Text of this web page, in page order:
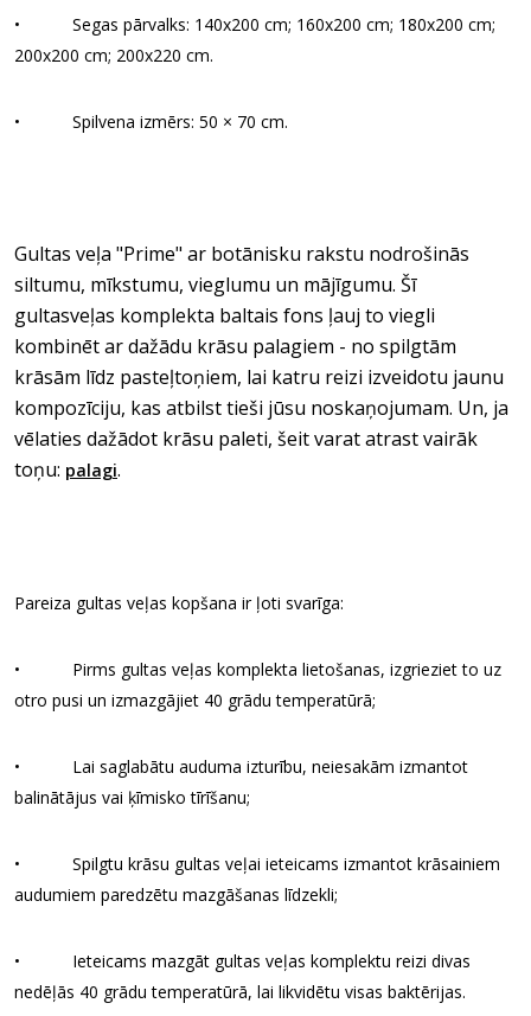
• Segas pārvalks: 140x200 cm; 160x200 cm; 180x200 cm;
200x200 cm; 200x220 cm.
• Spilvena izmērs: 50 × 70 cm.
Gultas veļa "Prime" ar botānisku rakstu nodrošinās
siltumu, mīkstumu, vieglumu un mājīgumu. Šī
gultasveļas komplekta baltais fons ļauj to viegli
kombinēt ar dažādu krāsu palagiem - no spilgtām
krāsām līdz pasteļtoņiem, lai katru reizi izveidotu jaunu
kompozīciju, kas atbilst tieši jūsu noskaņojumam. Un, ja
vēlaties dažādot krāsu paleti, šeit varat atrast vairāk
toņu: palagi.
Pareiza gultas veļas kopšana ir ļoti svarīga:
• Pirms gultas veļas komplekta lietošanas, izgrieziet to uz
otro pusi un izmazgājiet 40 grādu temperatūrā;
• Lai saglabātu auduma izturību, neiesakām izmantot
balinātājus vai ķīmisko tīrīšanu;
• Spilgtu krāsu gultas veļai ieteicams izmantot krāsainiem
audumiem paredzētu mazgāšanas līdzekli;
• Ieteicams mazgāt gultas veļas komplektu reizi divas
nedēļās 40 grādu temperatūrā, lai likvidētu visas baktērijas.